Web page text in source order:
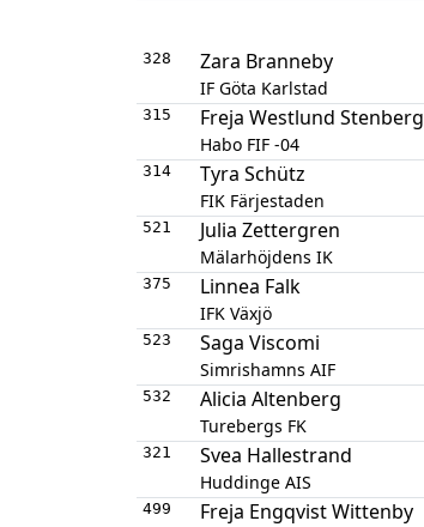
328 Zara Branneby
IF Göta Karlstad
315 Freja Westlund Stenberg
Habo FIF -04
314 Tyra Schütz
FIK Färjestaden
521 Julia Zettergren
Mälarhöjdens IK
375 Linnea Falk
IFK Växjö
523 Saga Viscomi
Simrishamns AIF
532 Alicia Altenberg
Turebergs FK
321 Svea Hallestrand
Huddinge AIS
499 Freja Engqvist Wittenby